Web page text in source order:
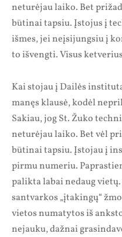
neturėjau laiko. Bet
būtinai tapsiu. Įstojus į
išmes, jei neįsijungsiu į
to išvengti. Visus
Kai stojau į Dailės
manęs klausė, kodėl
Sakiau, jog St. Žuko
neturėjau laiko. Bet vėl
būtinai tapsiu. Įstojau į
pirmu numeriu.
palikta labai nedaug
santvarkos „įtakingų“
vietos numatytos iš
nejauku, dažnai